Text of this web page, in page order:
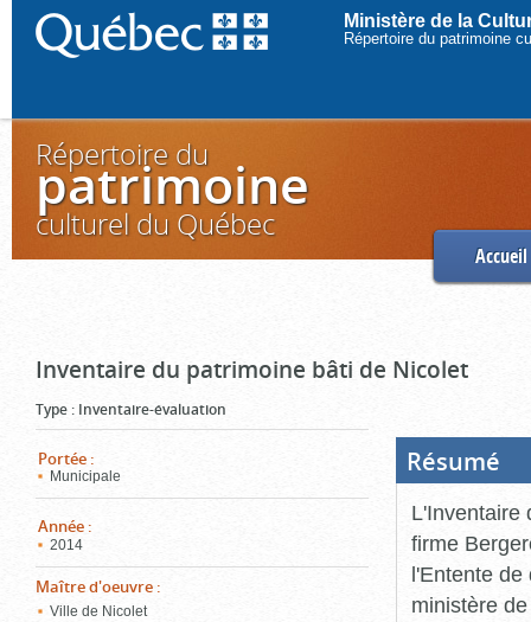
Ministère de la
Répertoire du patrimoine
Répertoire du
patrimoine
culturel du Québec
Accueil
Inventaire du patrimoine bâti de Nicolet
Type : Inventaire-évaluation
Portée :
Municipale
Année :
2014
Maître d'oeuvre :
Ville de Nicolet
Résumé
L'Inventaire
firme
l'Entente de
ministère